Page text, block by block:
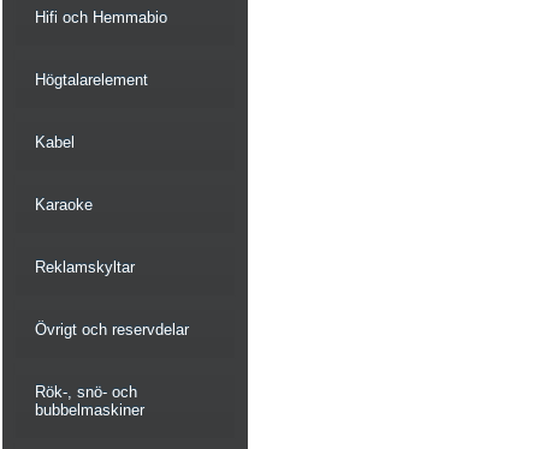
Hifi och Hemmabio
Högtalarelement
Kabel
Karaoke
Reklamskyltar
Övrigt och reservdelar
Rök-, snö- och
bubbelmaskiner